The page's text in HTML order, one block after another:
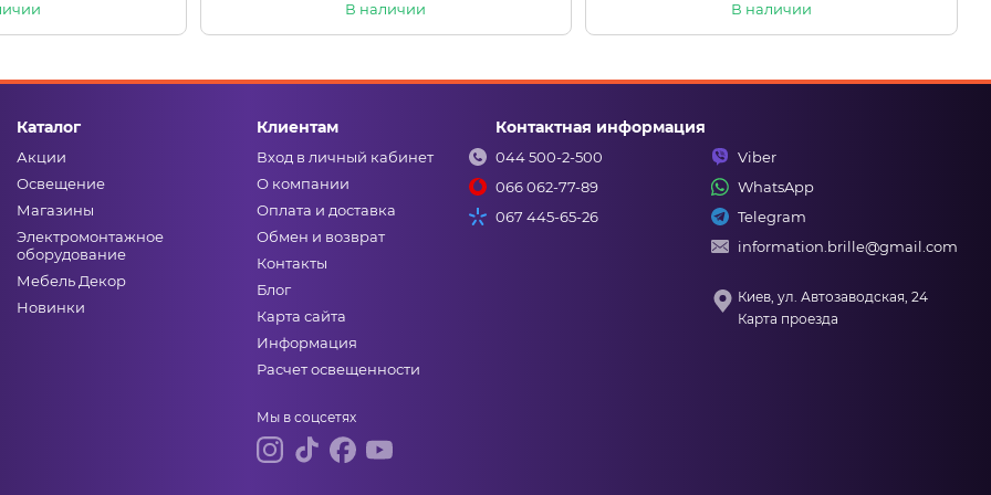
В наличии В наличии
Каталог
Акции
Освещение
Магазины
Электромонтажное
оборудование
Мебель Декор
Новинки
Клиентам
Вход в личный кабинет
О компании
Оплата и доставка
Обмен и возврат
Контакты
Блог
Карта сайта
Информация
Расчет освещенности
Мы в соцсетях
Контактная информация
044 500-2-500
066 062-77-89
067 445-65-26
Viber
WhatsApp
Telegram
information.brille@gmail.com
Киев, ул. Автозаводская, 24
Карта проезда